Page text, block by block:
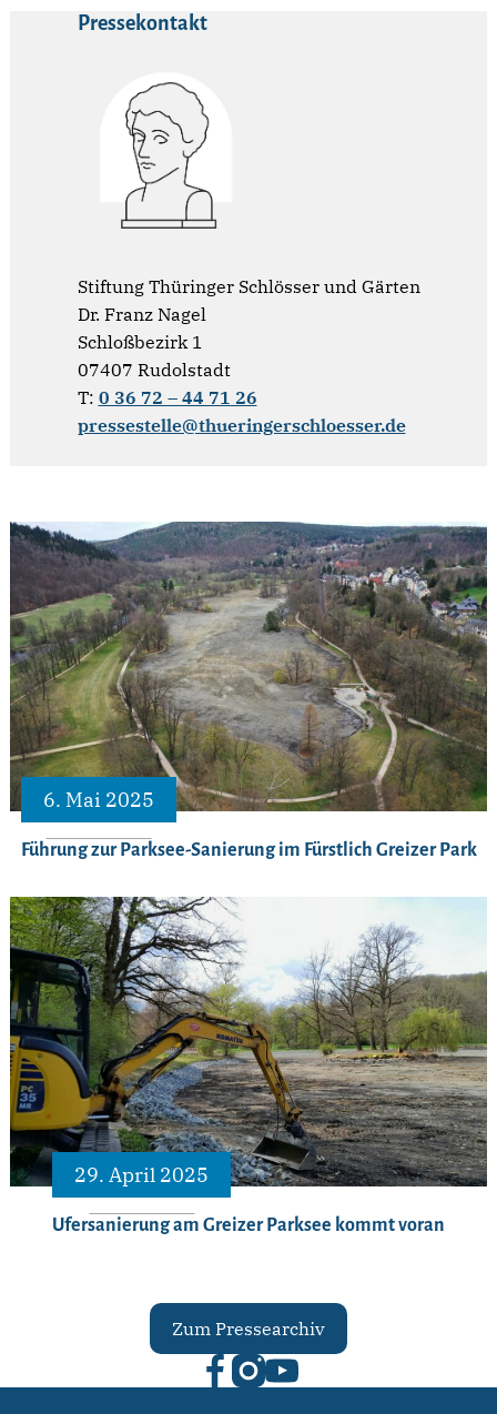
Pressekontakt
Stiftung Thüringer Schlösser und Gärten
Dr. Franz Nagel
Schloßbezirk 1
07407 Rudolstadt
T: 0 36 72 – 44 71 26
pressestelle@thueringerschloesser.de
6. Mai 2025
Führung zur Parksee-Sanierung im Fürstlich Greizer Park
29. April 2025
Ufersanierung am Greizer Parksee kommt voran
Zum Pressearchiv